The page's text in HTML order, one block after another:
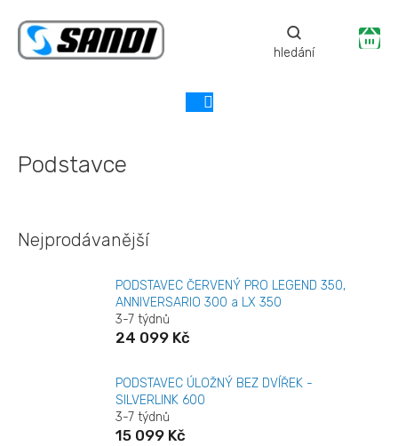
obsah
Podstavce
Nejprodávanější
PODSTAVEC ČERVENÝ PRO LEGEND 350,
ANNIVERSARIO 300 a LX 350
3-7 týdnů
24 099 Kč
PODSTAVEC ÚLOŽNÝ BEZ DVÍŘEK -
SILVERLINK 600
3-7 týdnů
15 099 Kč